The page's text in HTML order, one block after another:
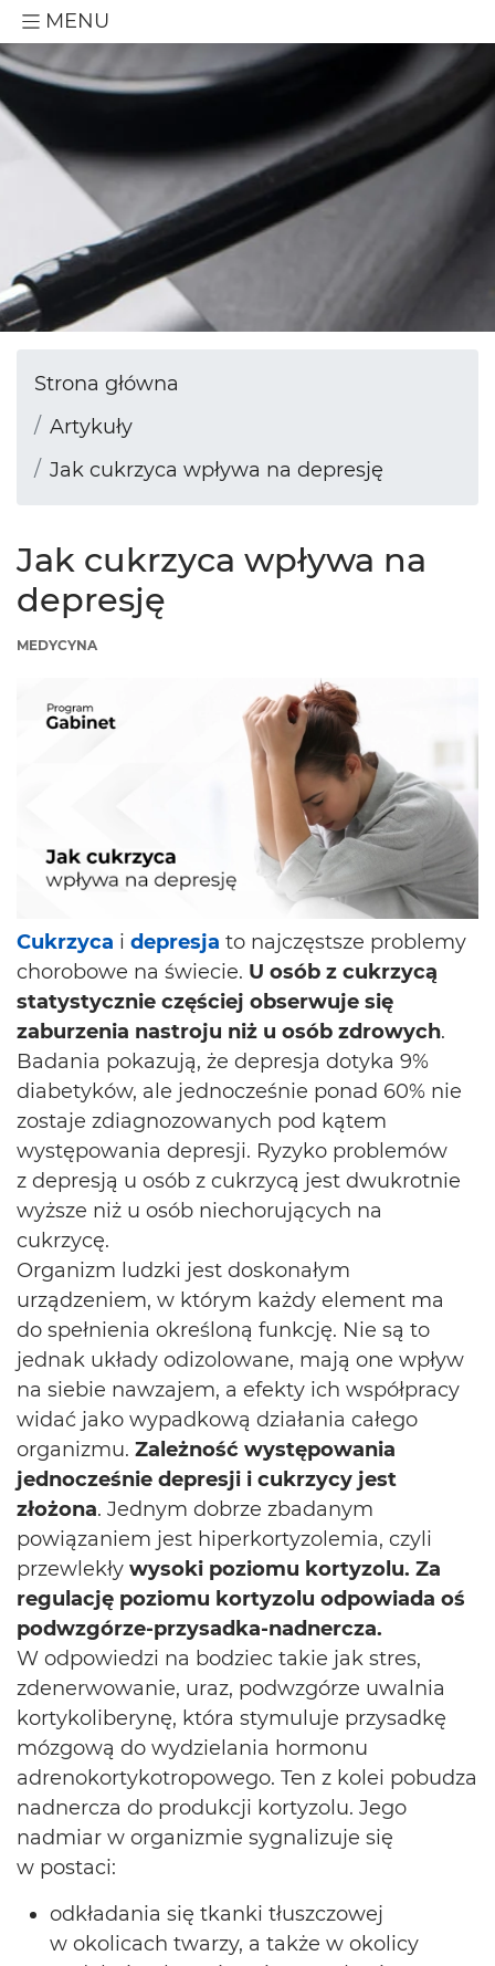
MENU
Strona główna
Artykuły
Jak cukrzyca wpływa na depresję
Jak cukrzyca wpływa na
depresję
MEDYCYNA
Cukrzyca i depresja to najczęstsze problemy
chorobowe na świecie. U osób z cukrzycą
statystycznie częściej obserwuje się
zaburzenia nastroju niż u osób zdrowych.
Badania pokazują, że depresja dotyka 9%
diabetyków, ale jednocześnie ponad 60% nie
zostaje zdiagnozowanych pod kątem
występowania depresji. Ryzyko problemów
z depresją u osób z cukrzycą jest dwukrotnie
wyższe niż u osób niechorujących na
cukrzycę.
Organizm ludzki jest doskonałym
urządzeniem, w którym każdy element ma
do spełnienia określoną funkcję. Nie są to
jednak układy odizolowane, mają one wpływ
na siebie nawzajem, a efekty ich współpracy
widać jako wypadkową działania całego
organizmu. Zależność występowania
jednocześnie depresji i cukrzycy jest
złożona. Jednym dobrze zbadanym
powiązaniem jest hiperkortyzolemia, czyli
przewlekły wysoki poziomu kortyzolu. Za
regulację poziomu kortyzolu odpowiada oś
podwzgórze-przysadka-nadnercza.
W odpowiedzi na bodziec takie jak stres,
zdenerwowanie, uraz, podwzgórze uwalnia
kortykoliberynę, która stymuluje przysadkę
mózgową do wydzielania hormonu
adrenokortykotropowego. Ten z kolei pobudza
nadnercza do produkcji kortyzolu. Jego
nadmiar w organizmie sygnalizuje się
w postaci:
odkładania się tkanki tłuszczowej
w okolicach twarzy, a także w okolicy